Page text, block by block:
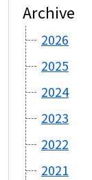
Archive
2026
2025
2024
2023
2022
2021